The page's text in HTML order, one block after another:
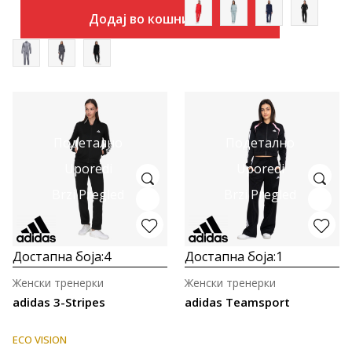
Додај во кошничка
Подетално
Uporedi
Brzi Pregled
Достапна боја:4
adidas 3-Stripes
Женски тренерки
ECO VISION
Подетално
Uporedi
Brzi Pregled
Достапна боја:1
adidas Teamsport
Женски тренерки